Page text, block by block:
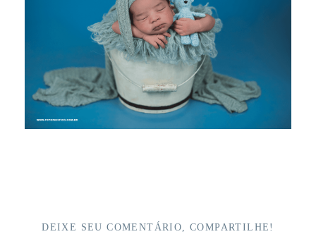
DEIXE SEU COMENTÁRIO, COMPARTILHE!